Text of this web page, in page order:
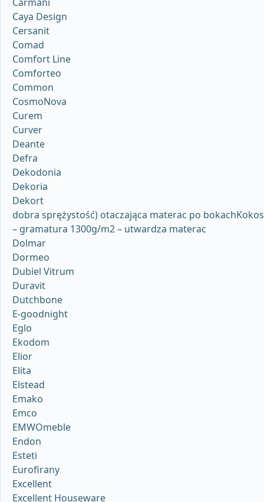
Caya Design
Cersanit
Comad
Comfort Line
Comforteo
Common
CosmoNova
Curem
Curver
Deante
Defra
Dekodonia
Dekoria
Dekort
dobra sprężystość) otaczająca materac po bokachKokos
– gramatura 1300g/m2 – utwardza materac
Dolmar
Dormeo
Dubiel Vitrum
Duravit
Dutchbone
E-goodnight
Eglo
Ekodom
Elior
Elita
Elstead
Emako
Emco
EMWOmeble
Endon
Esteti
Eurofirany
Excellent
Excellent Houseware